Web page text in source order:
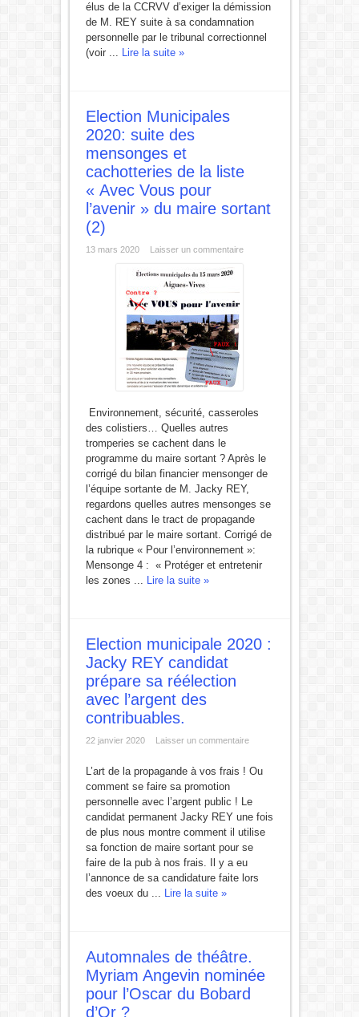
élus de la CCRVV d’exiger la démission
de M. REY suite à sa condamnation
personnelle par le tribunal correctionnel
(voir ... Lire la suite »
Election Municipales
2020: suite des
mensonges et
cachotteries de la liste
« Avec Vous pour
l’avenir » du maire sortant
(2)
13 mars 2020 Laisser un commentaire
Environnement, sécurité, casseroles
des colistiers… Quelles autres
tromperies se cachent dans le
programme du maire sortant ? Après le
corrigé du bilan financier mensonger de
l’équipe sortante de M. Jacky REY,
regardons quelles autres mensonges se
cachent dans le tract de propagande
distribué par le maire sortant. Corrigé de
la rubrique « Pour l’environnement »:
Mensonge 4 : « Protéger et entretenir
les zones ... Lire la suite »
Election municipale 2020 :
Jacky REY candidat
prépare sa réélection
avec l’argent des
contribuables.
22 janvier 2020 Laisser un commentaire
L’art de la propagande à vos frais ! Ou
comment se faire sa promotion
personnelle avec l’argent public ! Le
candidat permanent Jacky REY une fois
de plus nous montre comment il utilise
sa fonction de maire sortant pour se
faire de la pub à nos frais. Il y a eu
l’annonce de sa candidature faite lors
des voeux du ... Lire la suite »
Automnales de théâtre.
Myriam Angevin nominée
pour l’Oscar du Bobard
d’Or ?